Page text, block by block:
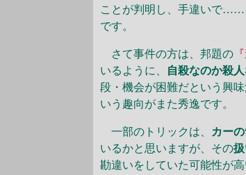
ことが判明し、手違いで……
です。
さて事件の方は、邦題の
いるように、 自殺なのか殺
段・機会が困難だという興
いう趣向がまた秀逸です。
一部のトリックは、 カー
いるかと思いますが、その
勘違いをしていた可能性が